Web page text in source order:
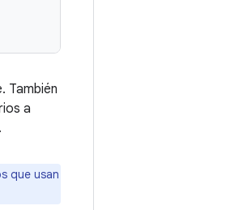
También
a
que usan